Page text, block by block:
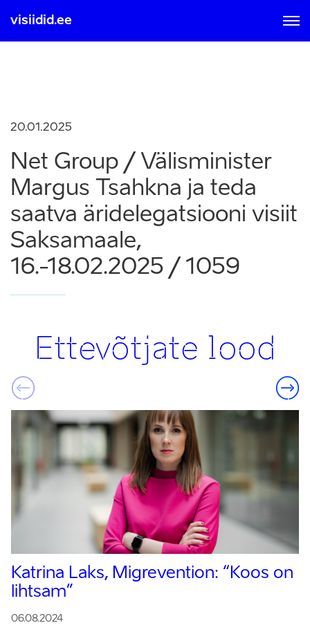
visiidid.ee
tingimustega, mis on loetavad
20.01.2025
Net Group / Välisminister
Margus Tsahkna ja teda
saatva äridelegatsiooni visiit
Saksamaale,
16.-18.02.2025 / 1059
Ettevõtjate lood
Katrina Laks, Migrevention: “Koos on
lihtsam”
06.08.2024